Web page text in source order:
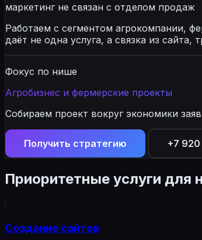
маркетинг не связан с отделом продаж
Работаем с сегментом агрокомпании,
даёт не одна услуга, а связка из
Фокус по нише
Агробизнес и фермерские проекты
Собираем проект вокруг экономики
Получить стратегию +7
Приоритетные услуги для
Создание сайтов